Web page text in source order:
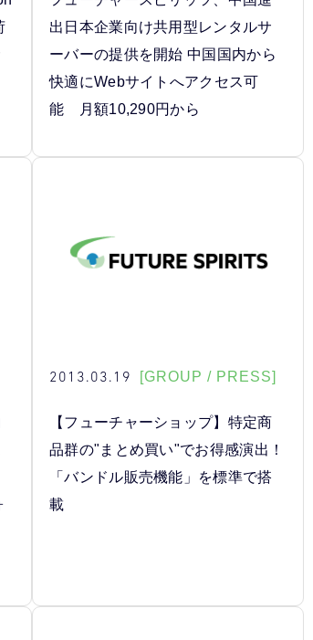
出日本企業向け共用型レンタルサ
ーバーの提供を開始 中国国内から
快適にWebサイトへアクセス可
能 月額10,290円から
2013.03.19 [GROUP / PRESS]
【フューチャーショップ】特定商
品群の"まとめ買い"でお得感演出！
「バンドル販売機能」を標準で搭
載